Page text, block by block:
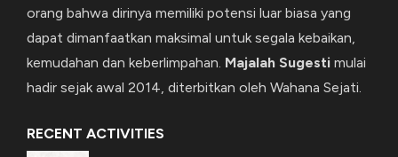
orang bahwa dirinya memiliki potensi luar biasa yang
dapat dimanfaatkan maksimal untuk segala kebaikan,
kemudahan dan keberlimpahan. Majalah Sugesti mulai
hadir sejak awal 2014, diterbitkan oleh Wahana Sejati.
RECENT ACTIVITIES